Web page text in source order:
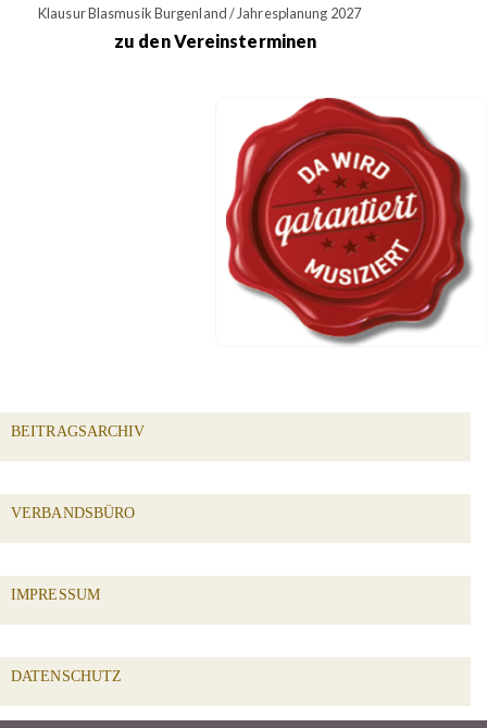
Klausur Blasmusik Burgenland / Jahresplanung 2027
zu den Vereinsterminen
BEITRAGSARCHIV
VERBANDSBÜRO
IMPRESSUM
DATENSCHUTZ